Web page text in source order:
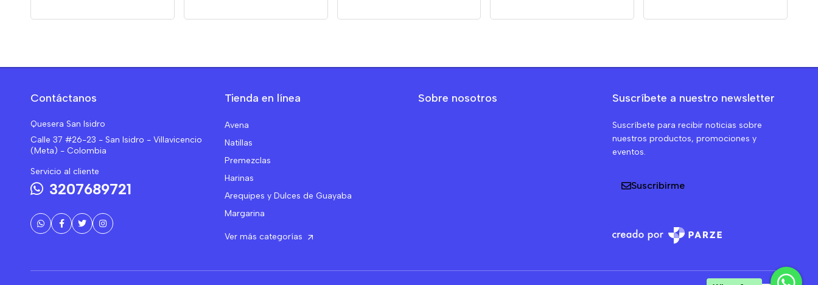
Contáctanos
Quesera San Isidro
Calle 37 #26-23 - San Isidro - Villavicencio
(Meta) - Colombia
Servicio al cliente
3207689721
Tienda en línea
Avena
Natillas
Premezclas
Harinas
Arequipes y Dulces de Guayaba
Margarina
Ver más categorías
Sobre nosotros Suscríbete a nuestro newsletter
Suscríbete para recibir noticias sobre
nuestros productos, promociones y
eventos.
Suscribirme